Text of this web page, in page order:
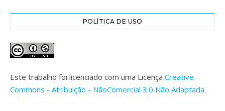
POLÍTICA DE USO
Este trabalho foi licenciado com uma Licença Creative
Commons - Atribuição - NãoComercial 3.0 Não Adaptada.